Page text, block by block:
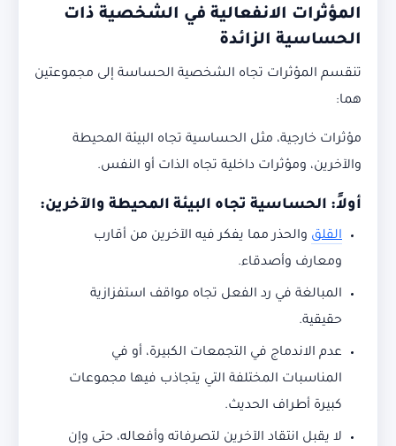
المؤثرات الانفعالية في الشخصية ذات
الحساسية الزائدة
تنقسم المؤثرات تجاه الشخصية الحساسة إلى مجموعتين
هما:
مؤثرات خارجية، مثل الحساسية تجاه البيئة المحيطة
والآخرين، ومؤثرات داخلية تجاه الذات أو النفس.
أولاً: الحساسية تجاه البيئة المحيطة والآخرين:
القلق والحذر مما يفكر فيه الآخرين من أقارب
ومعارف وأصدقاء.
المبالغة في رد الفعل تجاه مواقف استفزازية
حقيقية.
عدم الاندماج في التجمعات الكبيرة، أو في
المناسبات المختلفة التي يتجاذب فيها مجموعات
كبيرة أطراف الحديث.
لا يقبل انتقاد الآخرين لتصرفاته وأفعاله، حتى وإن